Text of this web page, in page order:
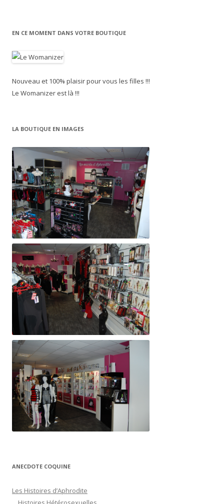
EN CE MOMENT DANS VOTRE BOUTIQUE
Nouveau et 100% plaisir pour vous les filles !!!
Le Womanizer est là !!!
LA BOUTIQUE EN IMAGES
ANECDOTE COQUINE
Les Histoires d’Aphrodite